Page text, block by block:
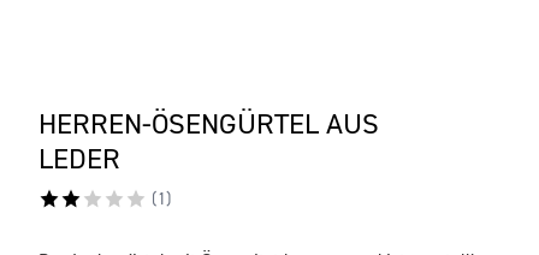
HERREN-ÖSENGÜRTEL AUS
LEDER
( 1 )